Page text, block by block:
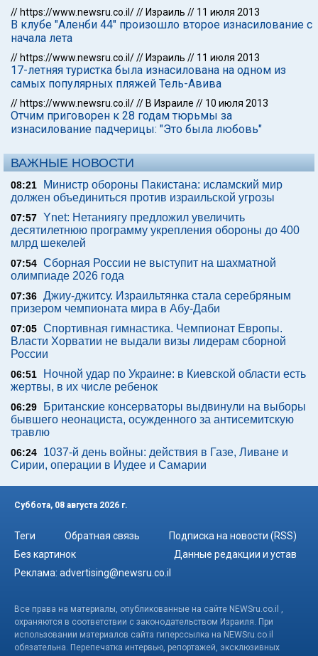
// https://www.newsru.co.il/// Израиль // 11 июля 2013
В клубе "Аленби 44" произошло второе изнасилование с
начала лета
// https://www.newsru.co.il/// Израиль // 11 июля 2013
17-летняя туристка была изнасилована на одном из
самых популярных пляжей Тель-Авива
// https://www.newsru.co.il/// В Израиле // 10 июля 2013
Отчим приговорен к 28 годам тюрьмы за
изнасилование падчерицы: "Это была любовь"
ВАЖНЫЕ НОВОСТИ
08:21
Министр обороны Пакистана: исламский мир
должен объединиться против израильской угрозы
07:57 Ynet: Нетаниягу предложил увеличить
десятилетнюю программу укрепления обороны до 400
млрд шекелей
07:54 Сборная России не выступит на шахматной
олимпиаде 2026 года
07:36 Джиу-джитсу. Израильтянка стала серебряным
призером чемпионата мира в Абу-Даби
07:05 Спортивная гимнастика. Чемпионат Европы.
Власти Хорватии не выдали визы лидерам сборной
России
06:51
Ночной удар по Украине: в Киевской области есть
жертвы, в их числе ребенок
06:29
Британские консерваторы выдвинули на выборы
бывшего неонациста, осужденного за антисемитскую
травлю
06:24
1037-й день войны: действия в Газе, Ливане и
Сирии, операции в Иудее и Самарии
Суббота, 08 августа 2026 г.
Теги Обратная связь
Подписка на новости (RSS)
Без картинок
Данные редакции и устав
Реклама: advertising@newsru.co.il
Все права на материалы, опубликованные на сайте NEWSru.co.il ,
охраняются в соответствии с законодательством Израиля. При
использовании материалов сайта гиперссылка на NEWSru.co.il
обязательна. Перепечатка интервью, репортажей, эксклюзивных